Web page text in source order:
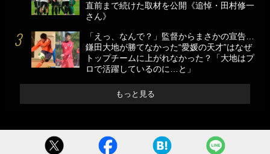
直前まで続けた取材を公開《追悼・田村修一
さん》
「えっ、なんで？」監督からまさかの宣告…
鎌田大地が勝てなかった“愛媛の天才”はなぜ
トップチームに上がれなかった？「大地はプ
ロで活躍しているのに…と」
もっと見る